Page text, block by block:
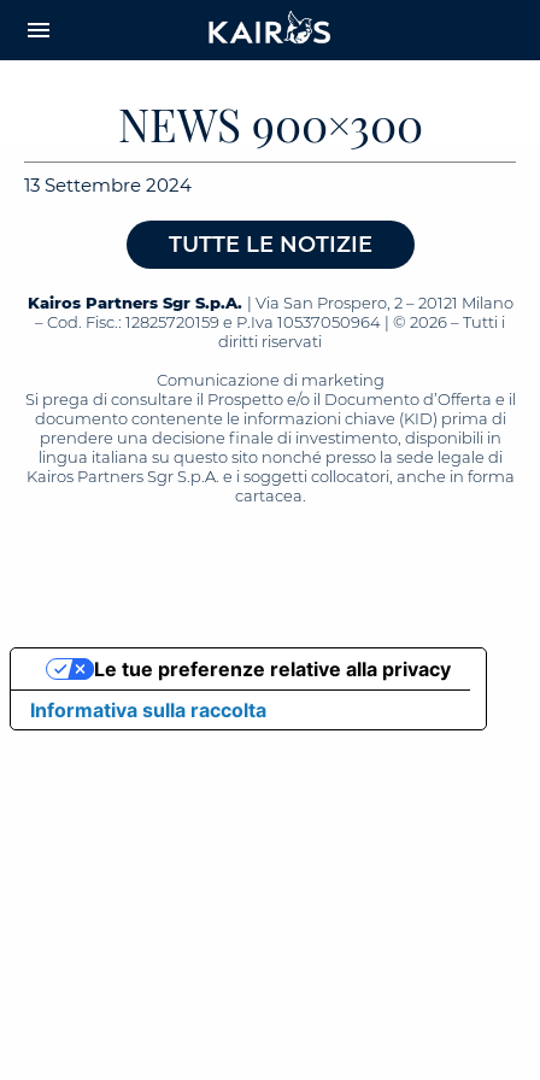
CONTENT
menu
NEWS 900×300
13 Settembre 2024
TUTTE LE NOTIZIE
Kairos Partners Sgr S.p.A. | Via San Prospero, 2 – 20121 Milano
– Cod. Fisc.: 12825720159 e P.Iva 10537050964 | © 2026 – Tutti i
diritti riservati
Comunicazione di marketing
Si prega di consultare il Prospetto e/o il Documento d’Offerta e il
documento contenente le informazioni chiave (KID) prima di
prendere una decisione finale di investimento, disponibili in
lingua italiana su questo sito nonché presso la sede legale di
Kairos Partners Sgr S.p.A. e i soggetti collocatori, anche in forma
cartacea.
Informativa sulla raccolta
Le tue preferenze relative alla privacy